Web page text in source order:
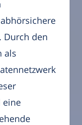
den
als
eine